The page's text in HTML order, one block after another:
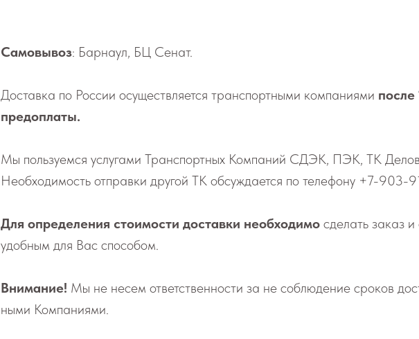
Самовывоз: Барнаул, БЦ Сенат.
До­став­ка по России осу­ществ­ля­ет­ся транс­порт­ны­ми ком­па­ни­я­ми после
предоплаты.
Мы поль­зу­ем­ся услу­га­ми Транс­порт­ных Ком­па­ний СДЭК, ПЭК, ТК
Не­об­хо­ди­мо­сть от­прав­ки дру­гой ТК об­суж­да­ет­ся по телефону +7-903-
Для определения стоимости доставки необходимо сделать заказ
удобным для Вас способом.
Внимание! Мы не не­сем от­вет­ствен­но­сти за не со­блю­де­ние сро­ков
ны­ми Ком­па­ни­я­ми.